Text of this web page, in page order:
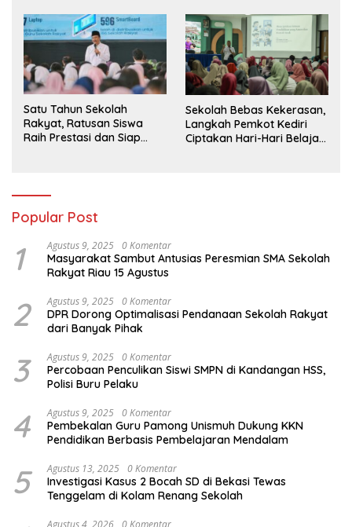
Satu Tahun Sekolah
Rakyat, Ratusan Siswa
Raih Prestasi dan Siap
Sekolah Bebas Kekerasan,
Langkah Pemkot Kediri
Ciptakan Hari-Hari Belajar
Popular Post
1 Agustus 9, 2025 0 Komentar
Masyarakat Sambut Antusias Peresmian SMA Sekolah
Rakyat Riau 15 Agustus
2 Agustus 9, 2025 0 Komentar
DPR Dorong Optimalisasi Pendanaan Sekolah Rakyat
dari Banyak Pihak
3 Agustus 9, 2025 0 Komentar
Percobaan Penculikan Siswi SMPN di Kandangan HSS,
Polisi Buru Pelaku
4 Agustus 9, 2025 0 Komentar
Pembekalan Guru Pamong Unismuh Dukung KKN
Pendidikan Berbasis Pembelajaran Mendalam
5 Agustus 13, 2025 0 Komentar
Investigasi Kasus 2 Bocah SD di Bekasi Tewas
Tenggelam di Kolam Renang Sekolah
Agustus 4, 2026 0 Komentar